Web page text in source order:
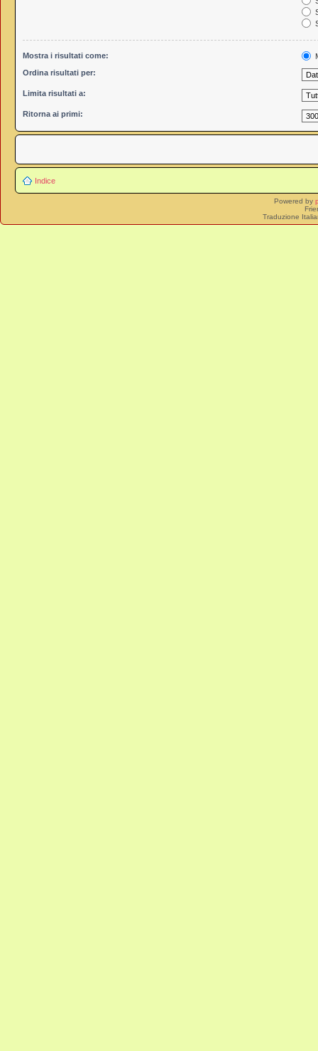
Mostra i risultati come:
Ordina risultati per:
Limita risultati a:
Ritorna ai primi:
Indice
Powered by
Traduzione